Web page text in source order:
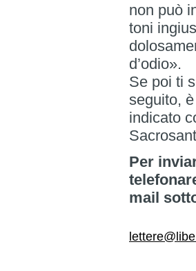
non può
toni
d’odio».
Se poi ti
seguito,
indicato
Per
mail